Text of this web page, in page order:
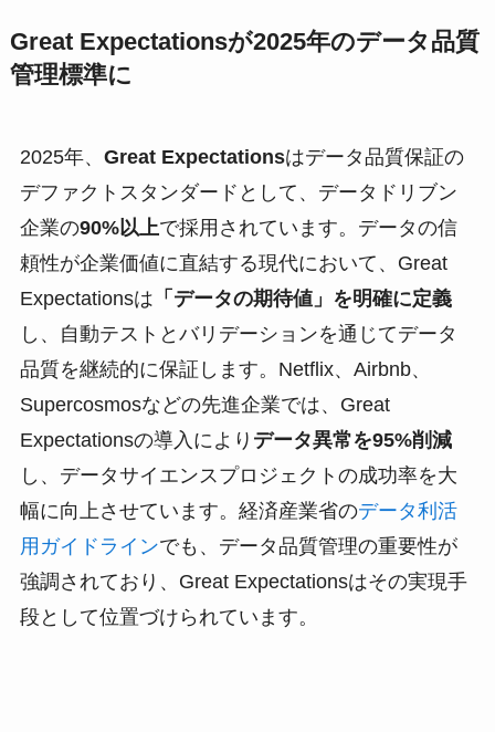
Great Expectationsが2025年のデータ品質
管理標準に
2025年、 Great Expectationsはデータ品質保証の
デファクトスタンダードとして、データドリブン
企業の90%以上で採用されています。データの信
頼性が企業価値に直結する現代において、Great
Expectationsは 「データの期待値」を明確に定義
し、自動テストとバリデーションを通じてデータ
品質を継続的に保証します。Netflix、Airbnb、
Supercosmosなどの先進企業では、Great
Expectationsの導入により データ異常を95%削減
し、データサイエンスプロジェクトの成功率を大
幅に向上させています。経済産業省のデータ利活
用ガイドラインでも、データ品質管理の重要性が
強調されており、Great Expectationsはその実現手
段として位置づけられています。